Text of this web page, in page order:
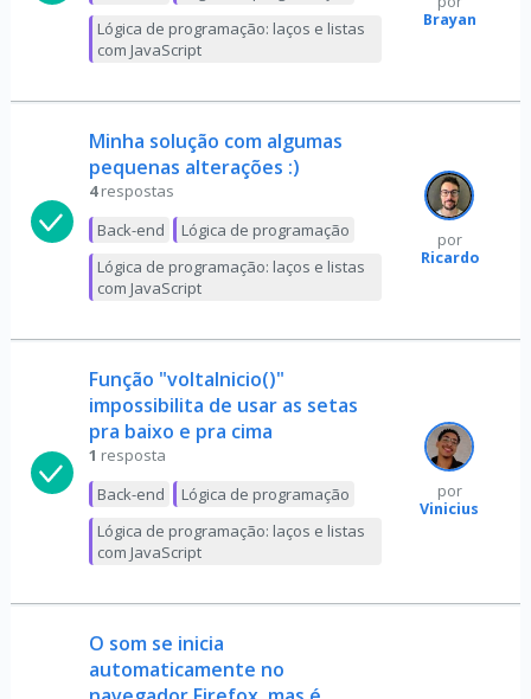
Lógica de programação: laços e listas
com JavaScript
Brayan
Minha solução com algumas
pequenas alterações :)
4 respostas
Back-end
Lógica de programação
Lógica de programação: laços e listas
com JavaScript
por
Ricardo
Função "voltaInicio()"
impossibilita de usar as setas
pra baixo e pra cima
1 resposta
Back-end
Lógica de programação
Lógica de programação: laços e listas
com JavaScript
por
Vinicius
O som se inicia
automaticamente no